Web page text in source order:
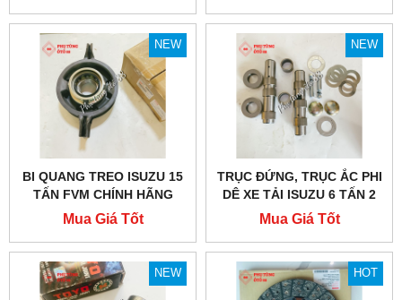
NEW
BI QUANG TREO ISUZU 15
TẤN FVM CHÍNH HÃNG
Mua Giá Tốt
NEW
TRỤC ĐỨNG, TRỤC ẮC PHI
DÊ XE TẢI ISUZU 6 TẤN 2
Mua Giá Tốt
NEW HOT